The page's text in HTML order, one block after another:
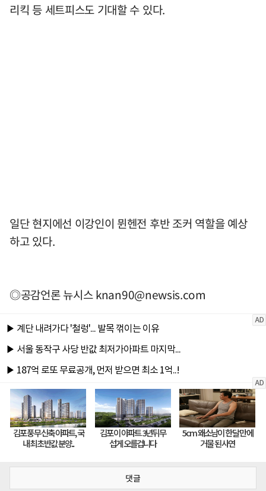
리킥 등 세트피스도 기대할 수 있다.
일단 현지에선 이강인이 뮌헨전 후반 조커 역할을 예상
하고 있다.
◎공감언론 뉴시스knan90@newsis.com
댓글